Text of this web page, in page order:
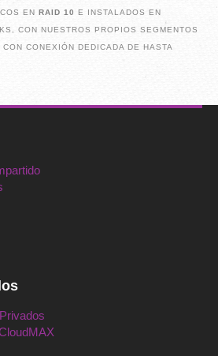
EN RAID 10
E INSTALADOS EN
CON NUESTROS PROPIOS SEGMENTOS
CONEXIÓN DEDICADA DE HASTA